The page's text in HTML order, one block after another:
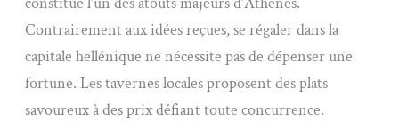
Contrairement aux idées reçues, se régaler dans la
capitale hellénique ne nécessite pas de dépenser une
fortune. Les tavernes locales proposent des plats
savoureux à des prix défiant toute concurrence.